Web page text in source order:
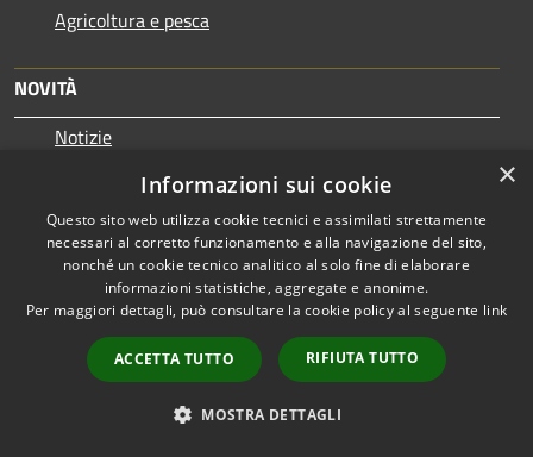
Agricoltura e pesca
NOVITÀ
Notizie
Comunicati
Avvisi
VIVERE IL COMUNE
Luoghi
Eventi
×
Informazioni sui cookie
Questo sito web utilizza cookie tecnici e assimilati strettamente
necessari al corretto funzionamento e alla navigazione del sito,
nonché un cookie tecnico analitico al solo fine di elaborare
informazioni statistiche, aggregate e anonime.
Per maggiori dettagli, può consultare la cookie policy al seguente link
ACCETTA TUTTO RIFIUTA TUTTO
MOSTRA DETTAGLI